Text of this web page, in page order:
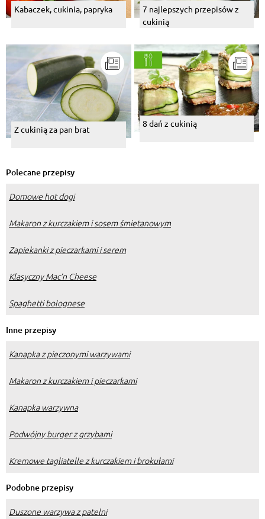
Kabaczek, cukinia, papryka
7 najlepszych przepisów z
cukinią
Z cukinią za pan brat
8 dań z cukinią
Polecane przepisy
Domowe hot dogi
Makaron z kurczakiem i sosem śmietanowym
Zapiekanki z pieczarkami i serem
Klasyczny Mac’n Cheese
Spaghetti bolognese
Inne przepisy
Kanapka z pieczonymi warzywami
Makaron z kurczakiem i pieczarkami
Kanapka warzywna
Podwójny burger z grzybami
Kremowe tagliatelle z kurczakiem i brokułami
Podobne przepisy
Duszone warzywa z patelni